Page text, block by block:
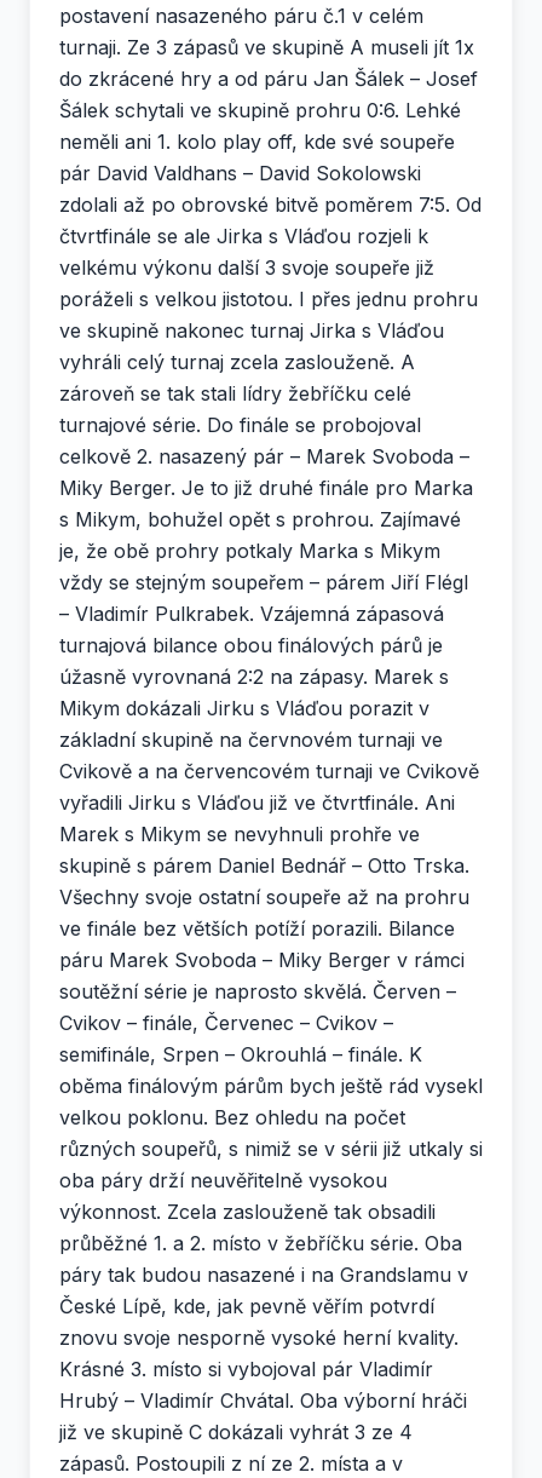
postavení nasazeného páru č.1 v celém
turnaji. Ze 3 zápasů ve skupině A museli jít 1x
do zkrácené hry a od páru Jan Šálek – Josef
Šálek schytali ve skupině prohru 0:6. Lehké
neměli ani 1. kolo play off, kde své soupeře
pár David Valdhans – David Sokolowski
zdolali až po obrovské bitvě poměrem 7:5. Od
čtvrtfinále se ale Jirka s Vláďou rozjeli k
velkému výkonu další 3 svoje soupeře již
poráželi s velkou jistotou. I přes jednu prohru
ve skupině nakonec turnaj Jirka s Vláďou
vyhráli celý turnaj zcela zaslouženě. A
zároveň se tak stali lídry žebříčku celé
turnajové série. Do finále se probojoval
celkově 2. nasazený pár – Marek Svoboda –
Miky Berger. Je to již druhé finále pro Marka
s Mikym, bohužel opět s prohrou. Zajímavé
je, že obě prohry potkaly Marka s Mikym
vždy se stejným soupeřem – párem Jiří Flégl
– Vladimír Pulkrabek. Vzájemná zápasová
turnajová bilance obou finálových párů je
úžasně vyrovnaná 2:2 na zápasy. Marek s
Mikym dokázali Jirku s Vláďou porazit v
základní skupině na červnovém turnaji ve
Cvikově a na červencovém turnaji ve Cvikově
vyřadili Jirku s Vláďou již ve čtvrtfinále. Ani
Marek s Mikym se nevyhnuli prohře ve
skupině s párem Daniel Bednář – Otto Trska.
Všechny svoje ostatní soupeře až na prohru
ve finále bez větších potíží porazili. Bilance
páru Marek Svoboda – Miky Berger v rámci
soutěžní série je naprosto skvělá. Červen –
Cvikov – finále, Červenec – Cvikov –
semifinále, Srpen – Okrouhlá – finále. K
oběma finálovým párům bych ještě rád vysekl
velkou poklonu. Bez ohledu na počet
různých soupeřů, s nimiž se v sérii již utkaly si
oba páry drží neuvěřitelně vysokou
výkonnost. Zcela zaslouženě tak obsadili
průběžné 1. a 2. místo v žebříčku série. Oba
páry tak budou nasazené i na Grandslamu v
České Lípě, kde, jak pevně věřím potvrdí
znovu svoje nesporně vysoké herní kvality.
Krásné 3. místo si vybojoval pár Vladimír
Hrubý – Vladimír Chvátal. Oba výborní hráči
již ve skupině C dokázali vyhrát 3 ze 4
zápasů. Postoupili z ní ze 2. místa a v